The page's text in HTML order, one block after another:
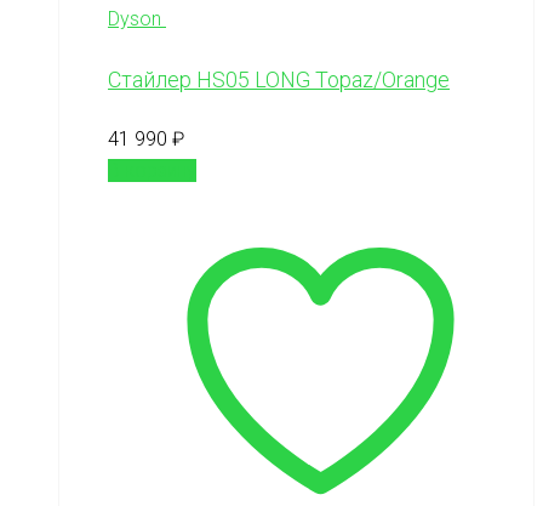
Dyson
Cтайлер HS05 LONG Topaz/Orange
41 990 ₽